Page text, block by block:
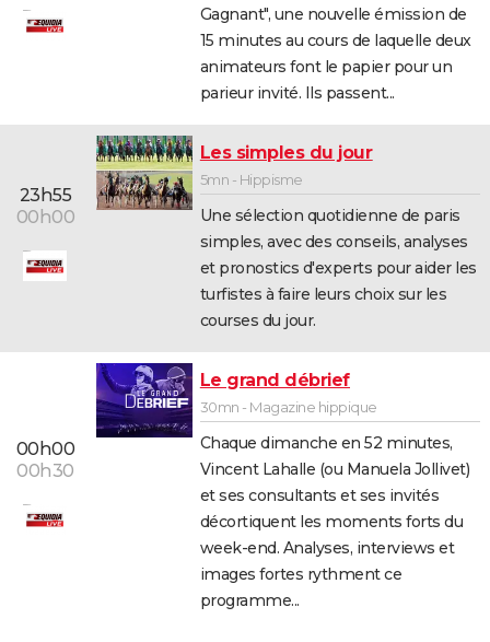
Gagnant", une nouvelle émission de
15 minutes au cours de laquelle deux
animateurs font le papier pour un
parieur invité. Ils passent...
23h55
00h00
Les simples du jour
5mn - Hippisme
Une sélection quotidienne de paris
simples, avec des conseils, analyses
et pronostics d'experts pour aider les
turfistes à faire leurs choix sur les
courses du jour.
00h00
00h30
Le grand débrief
30mn - Magazine hippique
Chaque dimanche en 52 minutes,
Vincent Lahalle (ou Manuela Jollivet)
et ses consultants et ses invités
décortiquent les moments forts du
week-end. Analyses, interviews et
images fortes rythment ce
programme...